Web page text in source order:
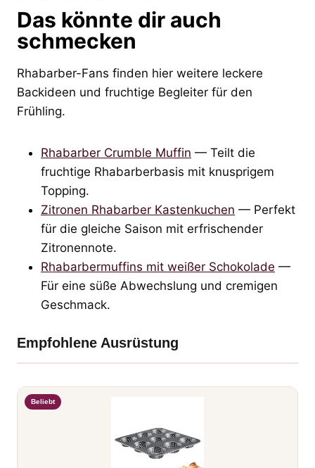
Das könnte dir auch
schmecken
Rhabarber-Fans finden hier weitere leckere
Backideen und fruchtige Begleiter für den
Frühling.
Rhabarber Crumble Muffin — Teilt die
fruchtige Rhabarberbasis mit knusprigem
Topping.
Zitronen Rhabarber Kastenkuchen — Perfekt
für die gleiche Saison mit erfrischender
Zitronennote.
Rhabarbermuffins mit weißer Schokolade —
Für eine süße Abwechslung und cremigen
Geschmack.
Empfohlene Ausrüstung
Beliebt